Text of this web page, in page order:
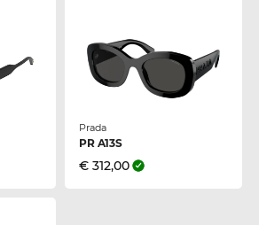
Prada
PR A13S
€ 312,00